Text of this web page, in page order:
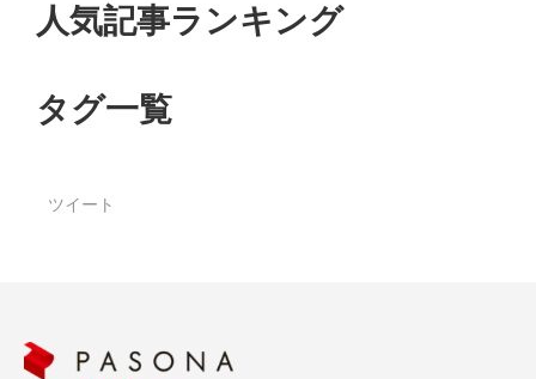
人気記事ランキング
タグ一覧
ツイート